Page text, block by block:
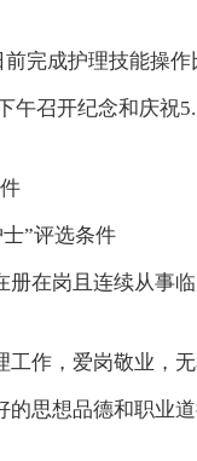
前完成护理技能操作
午召开纪念和庆祝
”评选条件
册在岗且连续从事
工作，爱岗敬业，
的思想品德和职业